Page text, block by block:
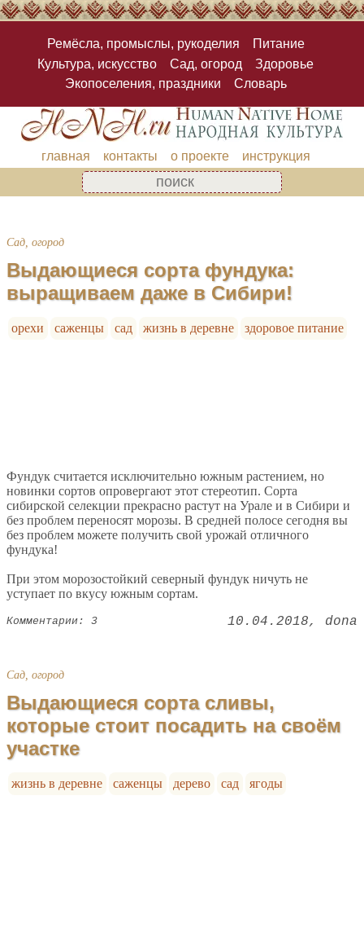
Ремёсла, промыслы, рукоделия
Питание
Культура, искусство
Сад, огород
Здоровье
Экопоселения, праздники
Словарь
главная контакты о проекте инструкция
Сад, огород
Выдающиеся сорта фундука:
выращиваем даже в Сибири!
орехи саженцы сад жизнь в деревне здоровое питание
Фундук считается исключительно южным растением, но
новинки сортов опровергают этот стереотип. Сорта
сибирской селекции прекрасно растут на Урале и в Сибири и
без проблем переносят морозы. В средней полосе сегодня вы
без проблем можете получить свой урожай отличного
фундука!
При этом морозостойкий северный фундук ничуть не
уступает по вкусу южным сортам.
Комментарии: 3 10.04.2018 dona
Сад, огород
Выдающиеся сорта сливы,
которые стоит посадить на своём
участке
жизнь в деревне саженцы дерево сад ягоды